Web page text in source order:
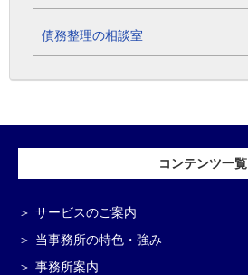
債務整理の相談室
コンテンツ一覧
サービスのご案内
当事務所の特色・強み
事務所案内